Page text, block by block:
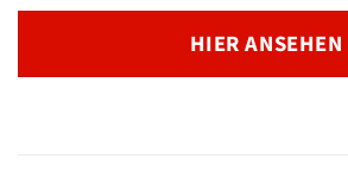
HIER ANSEHEN